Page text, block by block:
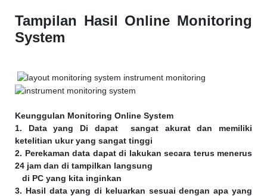
Tampilan Hasil Online Monitoring
System
Keunggulan Monitoring Online System
1. Data yang Di dapat sangat akurat dan memiliki
ketelitian ukur yang sangat tinggi
2. Perekaman data dapat di lakukan secara terus menerus
24 jam dan di tampilkan langsung
di PC yang kita inginkan
3. Hasil data yang di keluarkan sesuai dengan apa yang